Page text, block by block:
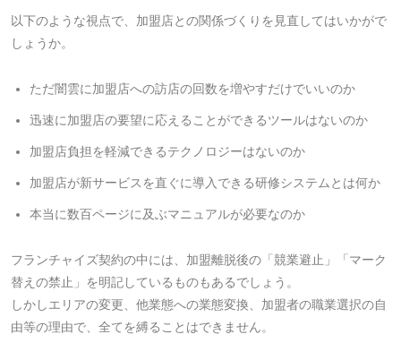
以下のような視点で、加盟店との関係づくりを見直してはいかがで
しょうか。
ただ闇雲に加盟店への訪店の回数を増やすだけでいいのか
迅速に加盟店の要望に応えることができるツールはないのか
加盟店負担を軽減できるテクノロジーはないのか
加盟店が新サービスを直ぐに導入できる研修システムとは何か
本当に数百ページに及ぶマニュアルが必要なのか
フランチャイズ契約の中には、加盟離脱後の「競業避止」「マーク
替えの禁止」を明記しているものもあるでしょう。
しかしエリアの変更、他業態への業態変換、加盟者の職業選択の自
由等の理由で、全てを縛ることはできません。